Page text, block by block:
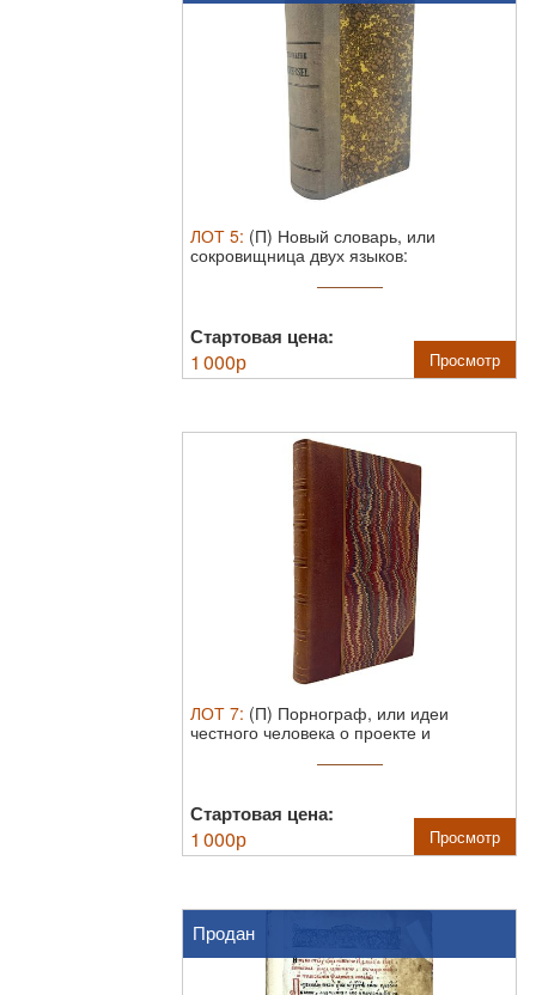
ЛОТ 5: (П) Новый словарь, или
сокровищница двух языков:
Стартовая цена:
1 000р Просмотр
ЛОТ 7: (П) Порнограф, или идеи
честного человека о проекте и
Стартовая цена:
1 000р Просмотр
Продан